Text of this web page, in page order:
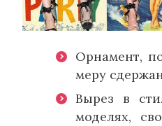
Орнамент,
меру
Вырез в
моделях,